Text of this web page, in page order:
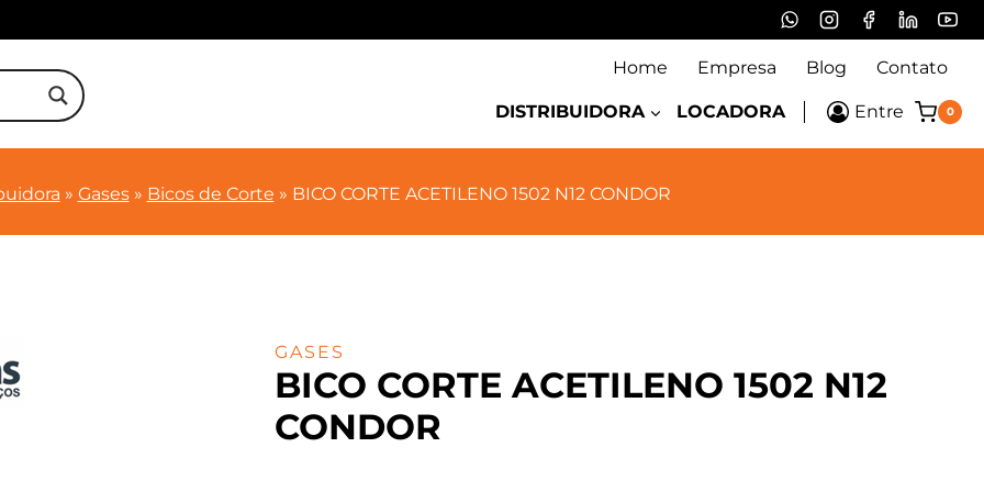
Home Empresa Blog Contato
DISTRIBUIDORA LOCADORA Entre 0
» Gases» Bicos de Corte » BICO CORTE ACETILENO 1502 N12 CONDOR
GASES
BICO CORTE ACETILENO 1502 N12
CONDOR